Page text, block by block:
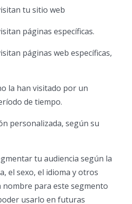
tu sitio web
páginas específicas.
páginas web específicas,
la han visitado por un
de tiempo.
personalizada, según su
tu audiencia según la
el sexo, el idioma y otros
nombre para este segmento
usarlo en futuras